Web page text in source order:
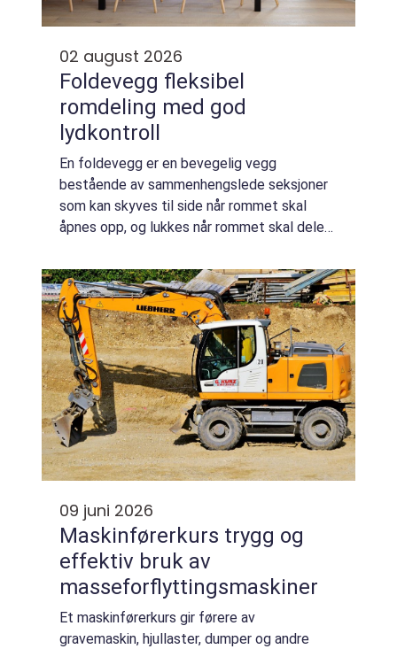
02 august 2026
Foldevegg fleksibel
romdeling med god
lydkontroll
En foldevegg er en bevegelig vegg
bestående av sammenhengslede seksjoner
som kan skyves til side når rommet skal
åpnes opp, og lukkes når rommet skal deles.
som moderne løsninger tilbyr svært god
lydisolasj...
09 juni 2026
Maskinførerkurs trygg og
effektiv bruk av
masseforflyttingsmaskiner
Et maskinførerkurs gir førere av
gravemaskin, hjullaster, dumper og andre